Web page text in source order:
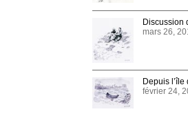
Discussion
mars 26,
Depuis l’île
février 24,